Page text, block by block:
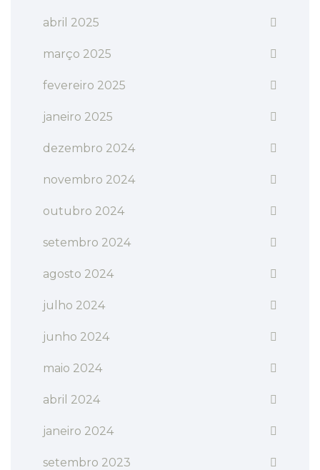
abril 2025
março 2025
fevereiro 2025
janeiro 2025
dezembro 2024
novembro 2024
outubro 2024
setembro 2024
agosto 2024
julho 2024
junho 2024
maio 2024
abril 2024
janeiro 2024
setembro 2023